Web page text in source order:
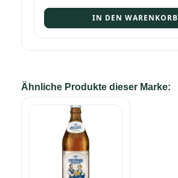
20/0,5
Menge
IN DEN WARENKORB
Ähnliche Produkte dieser Marke: